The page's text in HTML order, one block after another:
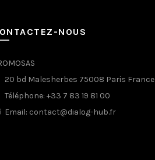
NOUS
20 bd Malesherbes 75008 Paris France
Téléphone: +33 7 83 19 81 00
Email: contact@dialog-hub.fr